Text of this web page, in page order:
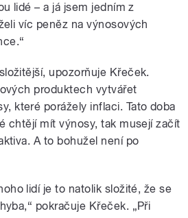
lidé – a já jsem jedním z
víc peněz na výnosových
upozorňuje Křeček.
produktech vytvářet
které porážely inflaci. Tato doba
chtějí mít výnosy, tak musejí začít
A to bohužel není po
lidí je to natolik složité, že se
pokračuje Křeček. „Při